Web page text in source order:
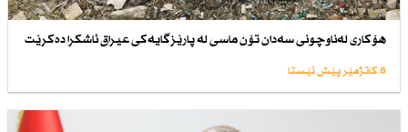
هۆكاری لەناوچونی سەدان تۆن ماسی لە پارێزگایەكی عیراق ئاشكرا دەكرێت
8 کاتژمێر پێش ئێستا